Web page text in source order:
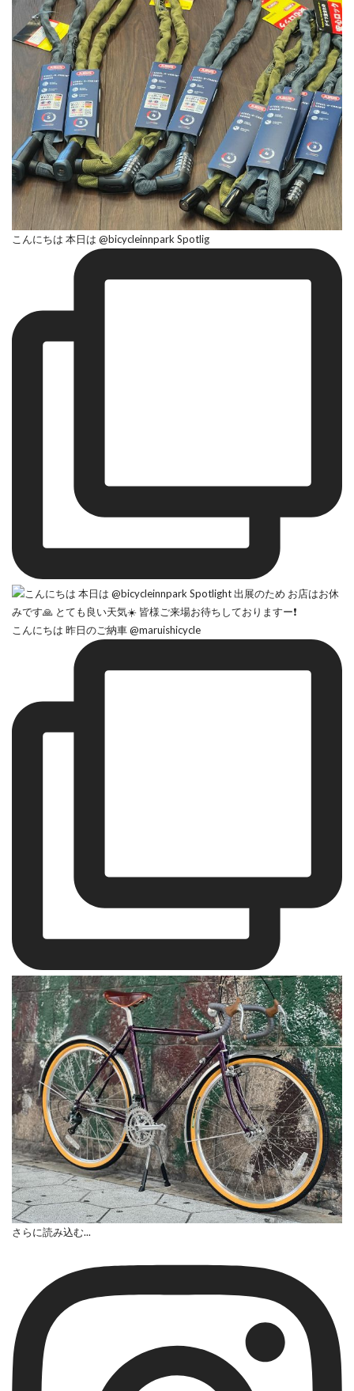
こんにちは 本日は @bicycleinnpark Spotlig
こんにちは 昨日のご納車 @maruishicycle
さらに読み込む...